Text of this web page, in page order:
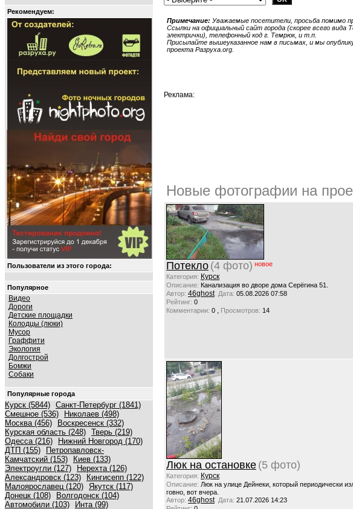
Рекомендуем:
Пользователи из этого города:
Популярное
Видео
Дороги
Детские площадки
Колодцы (люки)
Мусор
Граффити
Экология
Долгострой
Бомжи
Собаки
Популярные города
Курск (5844) Санкт-Петербург (1841)
Смешное (536)
Николаев (498)
Москва (456)
Воскресенск (332)
Курская область (248) Тверь (219)
Одесса (216)
Нижний Новгород (170)
ДТП (155)
Петропавловск-
Камчатский (153)
Киев (133)
Электроугли (127)
Нерехта (126)
Александровск (123)
Кингисепп (122)
Малоярославец (120) Якутск (117)
Донецк (108)
Волгодонск (104)
Автомобили (103)
Инта (99)
Примечание: Уважаемые посетители, просьба помимо
Ссылки на официальный сайт города (скорее всего
электрички), телефонный код г. Темрюк, и т.п.
Присылайте вышеуказанное нам в письмах, и мы
проекта Разруха.org.
Реклама:
Новые фотографии на
Потекло (4 фото) новое
Категория: Курск
Описание: Канализация во дворе дома Серёгина 51.
Автор: 46ghost Дата: 05.08.2026 07:58
Рейтинг: 0
Комментарии: 0 , Просмотров: 14
Люк на остановке (5 фото)
Категория: Курск
Описание: Люк на улице Дейнеки, который периодически
говно, вот вчера.
Автор: 46ghost Дата: 21.07.2026 14:23